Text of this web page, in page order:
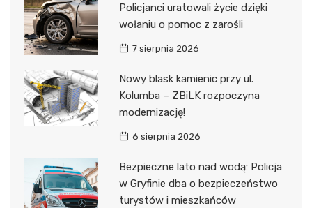
Policjanci uratowali życie dzięki
wołaniu o pomoc z zarośli
7 sierpnia 2026
Nowy blask kamienic przy ul.
Kolumba – ZBiLK rozpoczyna
modernizację!
6 sierpnia 2026
Bezpieczne lato nad wodą: Policja
w Gryfinie dba o bezpieczeństwo
turystów i mieszkańców